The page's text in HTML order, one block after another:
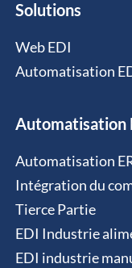
Solutions
Web EDI
Automatisation
Automatisation
Automatisation
Intégration du
Tierce Partie
EDI Industrie
EDI industrie